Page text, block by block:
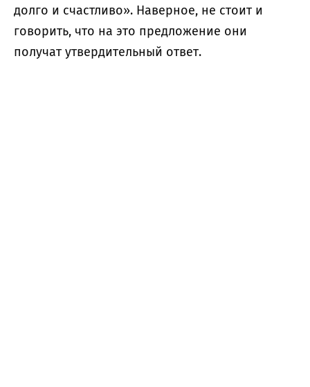
долго и счастливо». Наверное, не стоит и
говорить, что на это предложение они
получат утвердительный ответ.